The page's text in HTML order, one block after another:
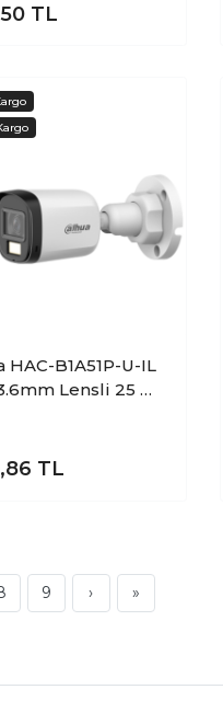
TL
HAC-B1A51P-U-IL
Lensli 25 Mt
TL
9 › »